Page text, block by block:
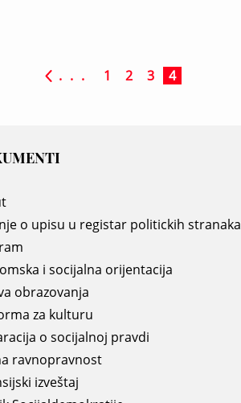
. . . 1 2 3 4
o upisu u registar politickih stranaka
i socijalna orijentacija
obrazovanja
za kulturu
o socijalnoj pravdi
ravnopravnost
izveštaj